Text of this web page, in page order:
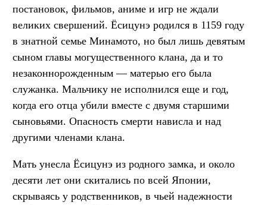
постановок, фильмов, аниме и игр не ждали
великих свершений. Ёсицунэ родился в 1159 году
в знатной семье Минамото, но был лишь девятым
сыном главы могущественного клана, да и то
незаконнорожденным — матерью его была
служанка. Мальчику не исполнился еще и год,
когда его отца убили вместе с двумя старшими
сыновьями. Опасность смерти нависла и над
другими членами клана.
Мать унесла Ёсицунэ из родного замка, и около
десяти лет они скитались по всей Японии,
скрываясь у родственников, в чьей надежности